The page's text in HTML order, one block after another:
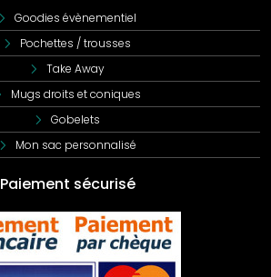
Goodies évènementiel
Pochettes / trousses
Take Away
Mugs droits et coniques
Gobelets
Mon sac personnalisé
Paiement sécurisé